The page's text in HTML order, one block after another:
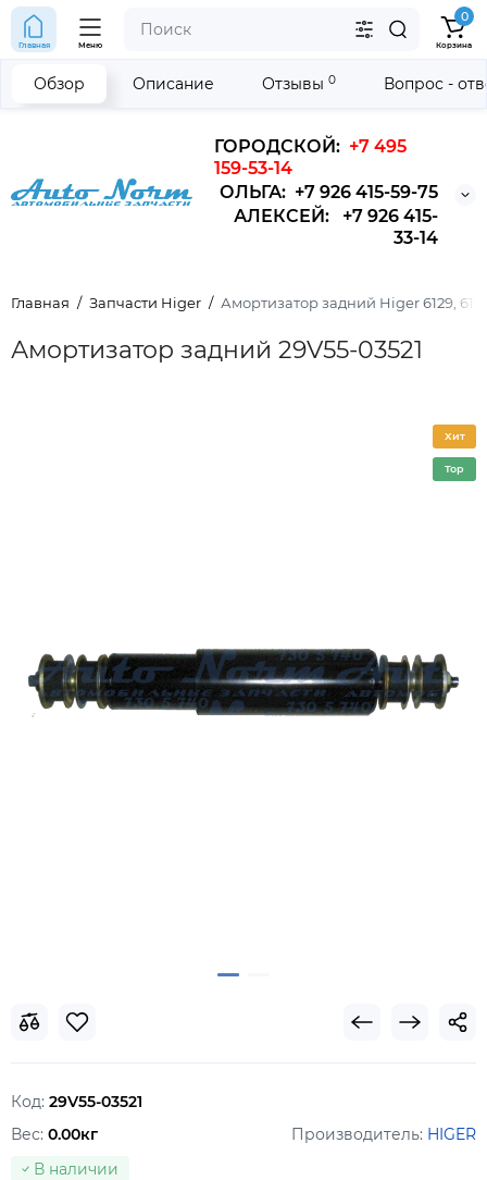
ГОРОДСКОЙ: +7 495
159-53-14
ОЛЬГА: +7 926 415-59-75
АЛЕКСЕЙ: +7 926 415-
33-14
Главная Меню
0
Корзина
Главная Запчасти Higer Амортизатор задний Higer 6129, 6119
Амортизатор задний 29V55-03521
Обзор Описание Отзывы 0 Вопрос -
Хит
Top
Код: 29V55-03521
Производитель: HIGER
В наличии
Вес: 0.00кг